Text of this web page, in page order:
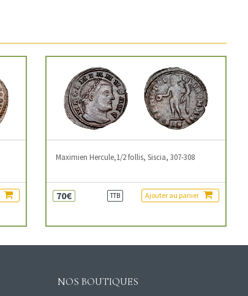
Maximien Hercule,1/2 follis, Siscia, 307-308
70€ TTB Ajouter au panier
NOS BOUTIQUES